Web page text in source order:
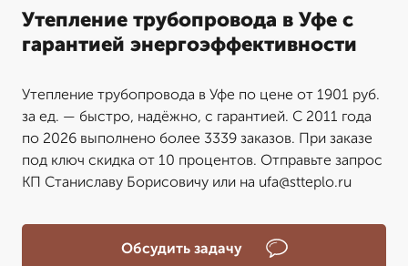
Утепление трубопровода в Уфе с
гарантией энергоэффективности
Утепление трубопровода в Уфе по цене от 1901 руб.
за ед. — быстро, надёжно, с гарантией. С 2011 года
по 2026 выполнено более 3339 заказов. При заказе
под ключ скидка от 10 процентов. Отправьте запрос
КП Станиславу Борисовичу или на ufa@stteplo.ru
Обсудить задачу